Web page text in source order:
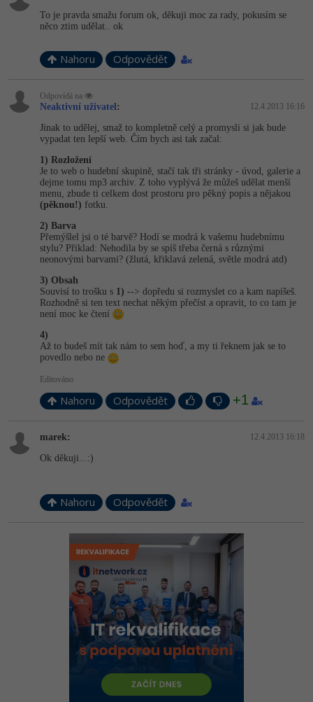
To je pravda smažu forum ok, děkuji moc za rady, pokusím se
něco ztim udělat.. ok
Nahoru Odpovědět
Odpovídá na
Neaktivní uživatel: 12.4.2013 16:16
Jinak to udělej, smaž to kompletně celý a promysli si jak bude
vypadat ten lepší web. Čím bych asi tak začal:
1) Rozložení
Je to web o hudební skupině, stačí tak tři stránky - úvod, galerie a
dejme tomu mp3 archiv. Z toho vyplývá že můžeš udělat menší
menu, zbude ti celkem dost prostoru pro pěkný popis a nějakou
(pěknou!) fotku.
2) Barva
Přemýšlel jsi o té barvě? Hodí se modrá k vašemu hudebnímu
stylu? Přiklad: Nehodila by se spíš třeba černá s různými
neonovými barvami? (žlutá, křiklavá zelená, světle modrá atd)
3) Obsah
Souvisí to trošku s 1) --> dopředu si rozmyslet co a kam napíšeš.
Rozhodně si ten text nechat někým přečíst a opravit, to co tam je
není moc ke čtení
4)
Až to budeš mít tak nám to sem hoď, a my ti řeknem jak se to
povedlo nebo ne
Editováno
Nahoru Odpovědět +1
marek: 12.4.2013 16:18
Ok děkuji...:)
Nahoru Odpovědět